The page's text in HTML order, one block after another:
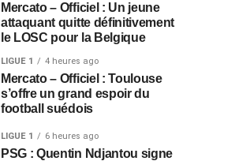
Mercato – Officiel : Un jeune
attaquant quitte définitivement
le LOSC pour la Belgique
LIGUE 1 4 heures ago
Mercato – Officiel : Toulouse
s’offre un grand espoir du
football suédois
LIGUE 1 6 heures ago
PSG : Quentin Ndjantou signe